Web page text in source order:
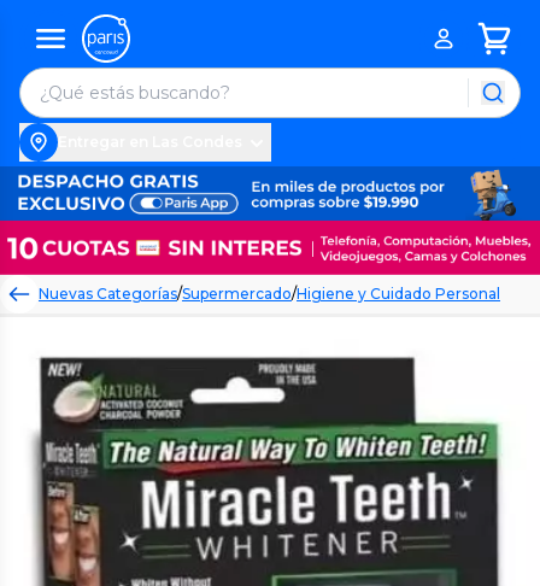
Nuevas Categorías/Supermercado/Higiene y Cuidado Personal